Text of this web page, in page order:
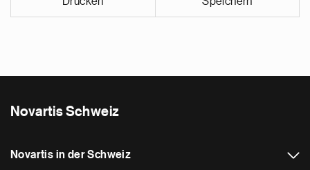
Novartis Schweiz
Novartis in der Schweiz